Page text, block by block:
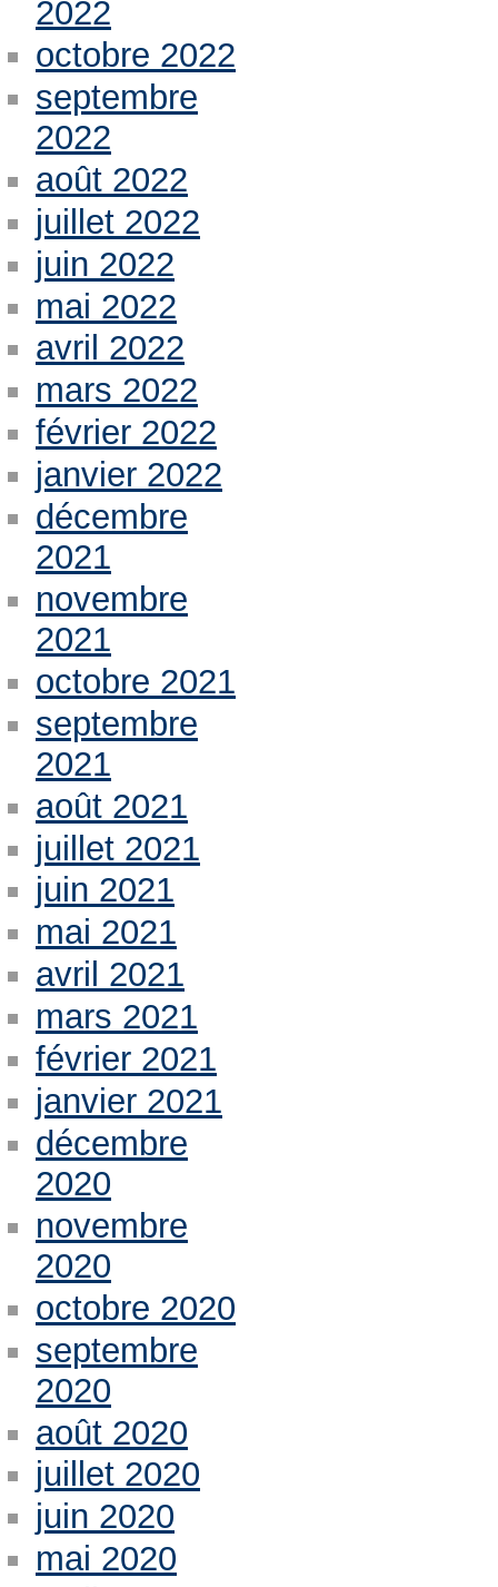
2022
octobre 2022
septembre
2022
août 2022
juillet 2022
juin 2022
mai 2022
avril 2022
mars 2022
février 2022
janvier 2022
décembre
2021
novembre
2021
octobre 2021
septembre
2021
août 2021
juillet 2021
juin 2021
mai 2021
avril 2021
mars 2021
février 2021
janvier 2021
décembre
2020
novembre
2020
octobre 2020
septembre
2020
août 2020
juillet 2020
juin 2020
mai 2020